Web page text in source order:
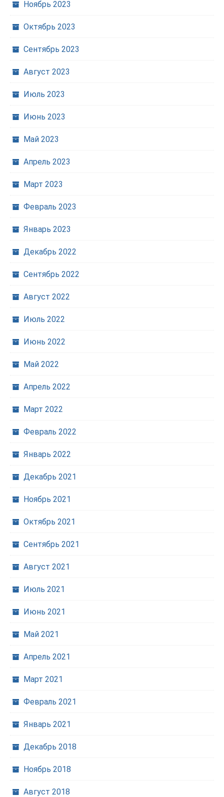
Ноябрь 2023
Октябрь 2023
Сентябрь 2023
Август 2023
Июль 2023
Июнь 2023
Май 2023
Апрель 2023
Март 2023
Февраль 2023
Январь 2023
Декабрь 2022
Сентябрь 2022
Август 2022
Июль 2022
Июнь 2022
Май 2022
Апрель 2022
Март 2022
Февраль 2022
Январь 2022
Декабрь 2021
Ноябрь 2021
Октябрь 2021
Сентябрь 2021
Август 2021
Июль 2021
Июнь 2021
Май 2021
Апрель 2021
Март 2021
Февраль 2021
Январь 2021
Декабрь 2018
Ноябрь 2018
Август 2018